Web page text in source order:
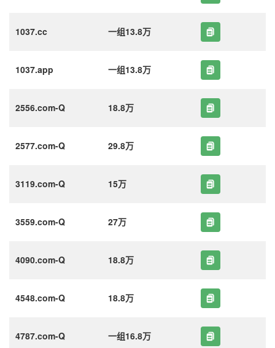
1037.cc 一组13.8万
1037.app 一组13.8万
2556.com-Q 18.8万
2577.com-Q 29.8万
3119.com-Q 15万
3559.com-Q 27万
4090.com-Q 18.8万
4548.com-Q 18.8万
4787.com-Q 一组16.8万